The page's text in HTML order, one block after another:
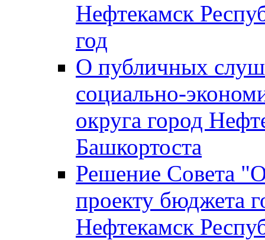
Нефтекамск
год
О публичных
социально-
округа город
Башкортоста
Решение Совета
проекту бюджета
Нефтекамск